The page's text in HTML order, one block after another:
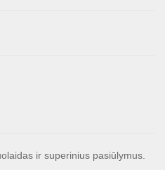
ir superinius pasiūlymus.